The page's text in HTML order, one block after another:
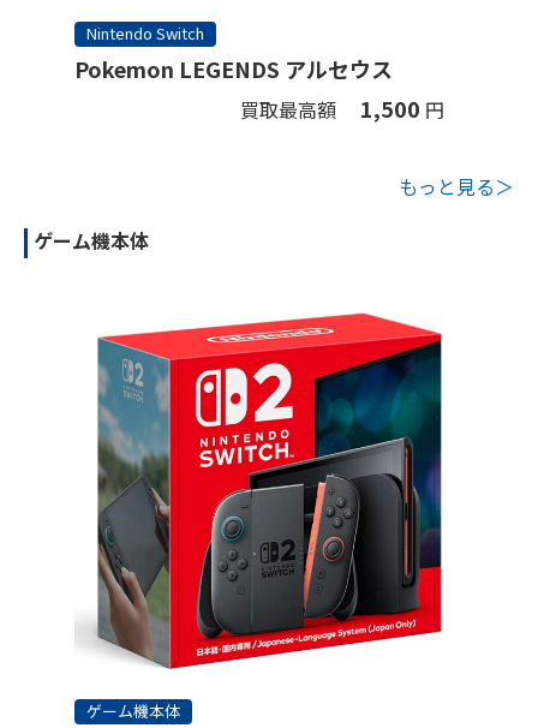
Nintendo Switch
Pokemon LEGENDS アルセウス
買取最高額 1,500 円
もっと見る＞
ゲーム機本体
ゲーム機本体